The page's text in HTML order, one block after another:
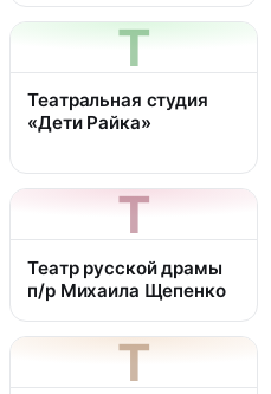
Т
Театральная студия
«Дети Райка»
Т
Театр русской драмы
п/р Михаила Щепенко
Т